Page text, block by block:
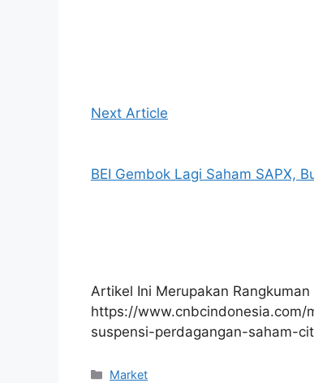
Next Article
BEI Gembok Lagi Saham SAPX,
Artikel Ini Merupakan Rangkuman
https://www.cnbcindonesia.com/
suspensi-perdagangan-saham-
Kategori
Market